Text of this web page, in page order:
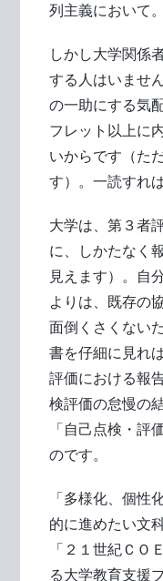
列主義において。
しかし大学関係
する人はいませ
の一助にする気
フレット以上に
いからです（た
す）。一読すれ
大学は、第３者
に、しかたなく
見えます）。自
よりは、既存の
面倒くさくない
書を仔細に見れ
評価における報
検評価の怠慢の
「自己点検・評
のです。
「多様化、個性
的に進めたい文
「２１世紀ＣＯ
る大学教育支援